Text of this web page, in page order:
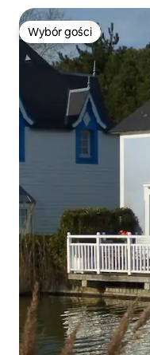
Wybór gości
Wybór gości